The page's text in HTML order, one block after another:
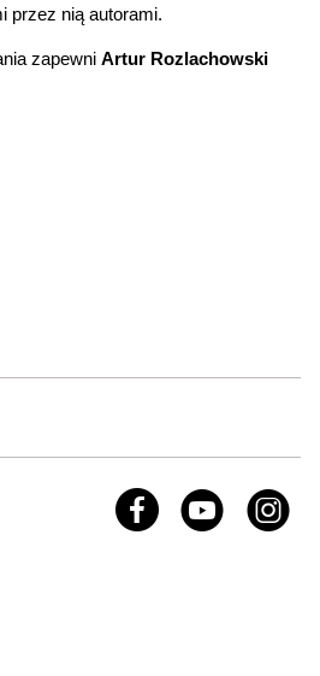
przez nią autorami.
zapewni Artur Rozlachowski